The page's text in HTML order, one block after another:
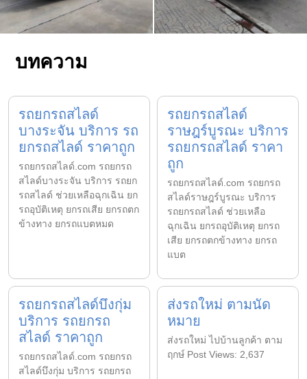
บทความ
รถยกรถสไลด์
บางระจัน บริการ รถ
ยกรถสไลด์ ราคาถูก
รถยกรถสไลด์.com รถยกรถ
สไลด์บางระจัน บริการ รถยก
รถสไลด์ ช่วยเหลือฉุกเฉิน ยก
รถอุบัติเหตุ ยกรถเสีย ยกรถตก
ข้างทาง ยกรถแบตหมด
รถยกรถสไลด์
ราษฎร์บูรณะ บริการ
รถยกรถสไลด์ ราคา
ถูก
รถยกรถสไลด์.com รถยกรถ
สไลด์ราษฎร์บูรณะ บริการ
รถยกรถสไลด์ ช่วยเหลือ
ฉุกเฉิน ยกรถอุบัติเหตุ ยกรถ
เสีย ยกรถตกข้างทาง ยกรถ
แบต
รถยกรถสไลด์บึงกุ่ม
บริการ รถยกรถ
สไลด์ ราคาถูก
รถยกรถสไลด์.com รถยกรถ
สไลด์บึงกุ่ม บริการ รถยกรถ
ส่งรถใหม่ ตามนัด
หมาย
ส่งรถใหม่ ไปบ้านลูกค้า ตาม
ฤกษ์ Post Views: 2,637